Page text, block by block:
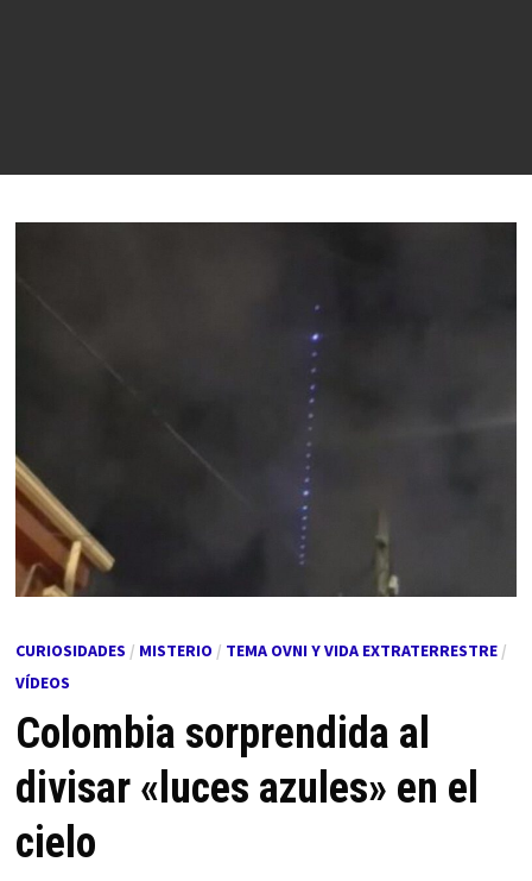
CURIOSIDADES / MISTERIO / TEMA OVNI Y VIDA EXTRATERRESTRE/
VÍDEOS
Colombia sorprendida al
divisar «luces azules» en el
cielo